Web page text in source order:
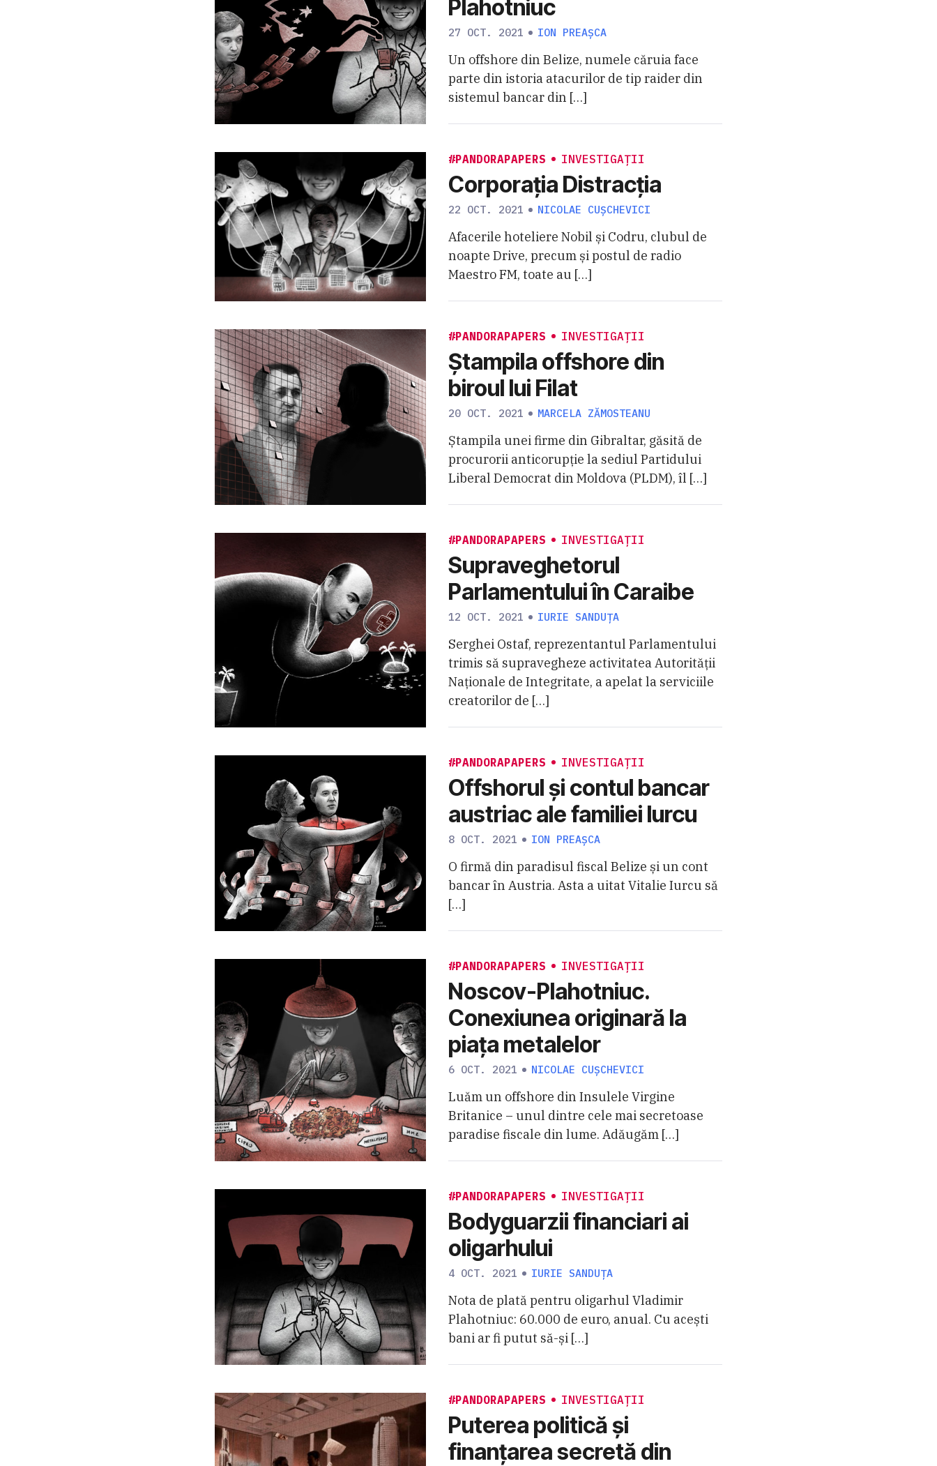
Plahotniuc
27 OCT. 2021 ION PREAȘCA
Un offshore din Belize, numele căruia face
parte din istoria atacurilor de tip raider din
sistemul bancar din […]
#PANDORAPAPERS INVESTIGAȚII
Corporația Distracția
22 OCT. 2021 NICOLAE CUȘCHEVICI
Afacerile hoteliere Nobil și Codru, clubul de
noapte Drive, precum și postul de radio
Maestro FM, toate au […]
#PANDORAPAPERS INVESTIGAȚII
Ștampila offshore din
biroul lui Filat
20 OCT. 2021 MARCELA ZĂMOSTEANU
Ștampila unei firme din Gibraltar, găsită de
procurorii anticorupție la sediul Partidului
Liberal Democrat din Moldova (PLDM), îl […]
#PANDORAPAPERS INVESTIGAȚII
Supraveghetorul
Parlamentului în Caraibe
12 OCT. 2021 IURIE SANDUȚA
Serghei Ostaf, reprezentantul Parlamentului
trimis să supravegheze activitatea Autorității
Naționale de Integritate, a apelat la serviciile
creatorilor de […]
#PANDORAPAPERS INVESTIGAȚII
Offshorul și contul bancar
austriac ale familiei Iurcu
8 OCT. 2021 ION PREAȘCA
O firmă din paradisul fiscal Belize și un cont
bancar în Austria. Asta a uitat Vitalie Iurcu să
[…]
#PANDORAPAPERS INVESTIGAȚII
Noscov-Plahotniuc.
Conexiunea originară la
piața metalelor
6 OCT. 2021 NICOLAE CUȘCHEVICI
Luăm un offshore din Insulele Virgine
Britanice – unul dintre cele mai secretoase
paradise fiscale din lume. Adăugăm […]
#PANDORAPAPERS INVESTIGAȚII
Bodyguarzii financiari ai
oligarhului
4 OCT. 2021 IURIE SANDUȚA
Nota de plată pentru oligarhul Vladimir
Plahotniuc: 60.000 de euro, anual. Cu acești
bani ar fi putut să-și […]
#PANDORAPAPERS INVESTIGAȚII
Puterea politică și
finanțarea secretă din